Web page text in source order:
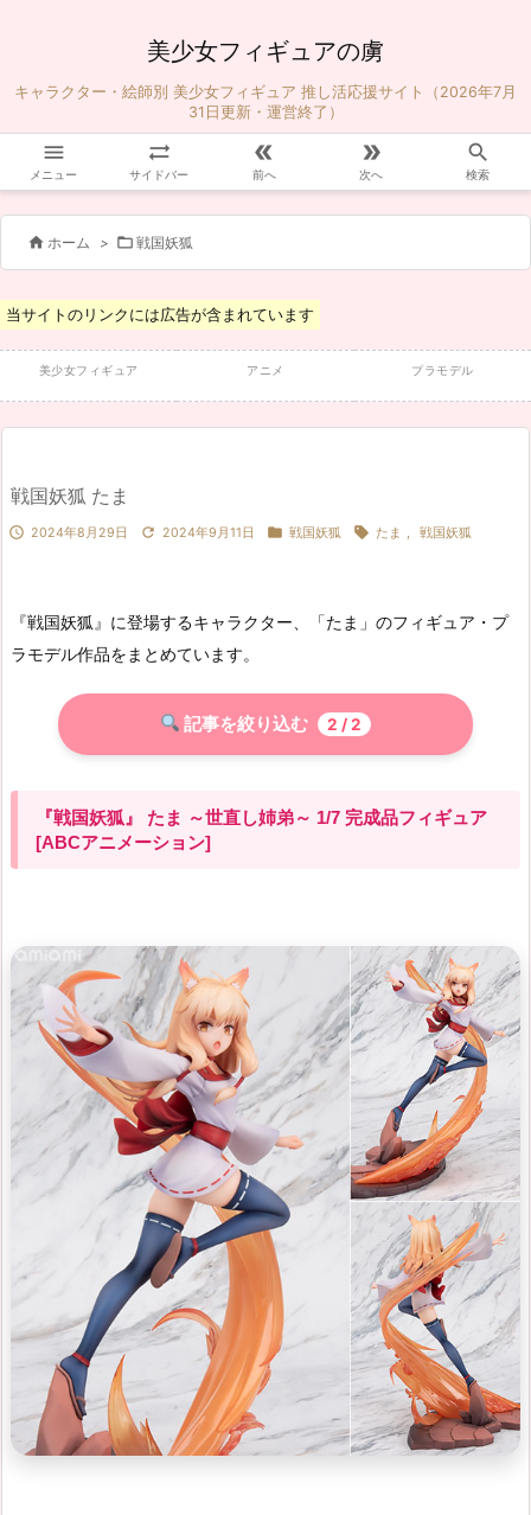
美少女フィギュアの虜
キャラクター・絵師別 美少女フィギュア 推し活応援サイト（2026年7月
31日更新・運営終了）

メニュー

サイドバー

前へ

次へ

検索
 ホーム >  戦国妖狐
当サイトのリンクには広告が含まれています
美少女フィギュア アニメ プラモデル
戦国妖狐 たま
 2024年8月29日  2024年9月11日  戦国妖狐  たま , 戦国妖狐
『戦国妖狐』に登場するキャラクター、「たま」のフィギュア・プ
ラモデル作品をまとめています。
記事を絞り込む 2 / 2
『戦国妖狐』 たま ～世直し姉弟～ 1/7 完成品フィギュア
[ABCアニメーション]